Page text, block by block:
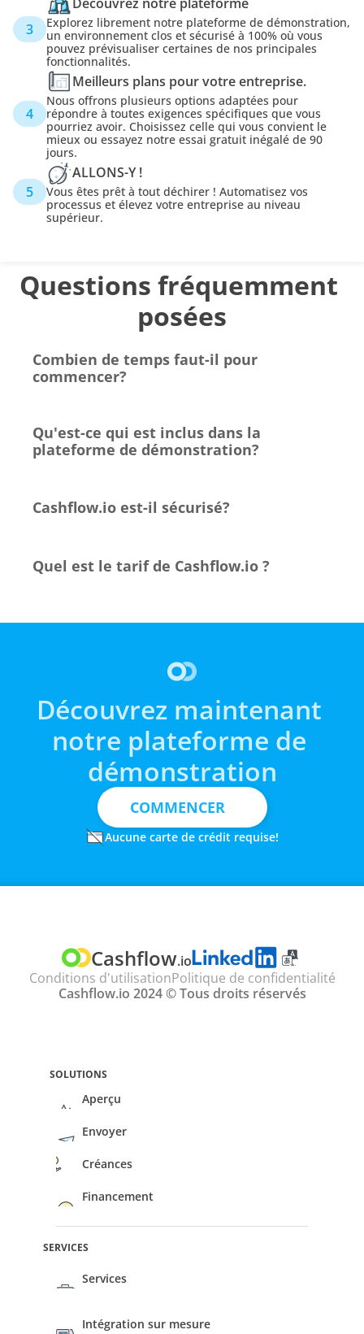
Questions fréquemment
posées
Combien de temps faut-il pour
commencer?
Qu'est-ce qui est inclus dans la
plateforme de démonstration?
Cashflow.io est-il sécurisé?
Quel est le tarif de Cashflow.io ?
3
Explorez librement notre plateforme de démonstration,
un environnement clos et sécurisé à 100% où vous
pouvez prévisualiser certaines de nos principales
fonctionnalités.
4
Meilleurs plans pour votre entreprise.
Nous offrons plusieurs options adaptées pour
répondre à toutes exigences spécifiques que vous
pourriez avoir. Choisissez celle qui vous convient le
mieux ou essayez notre essai gratuit inégalé de 90
jours.
5
ALLONS-Y !
Vous êtes prêt à tout déchirer ! Automatisez vos
processus et élevez votre entreprise au niveau
supérieur.
Découvrez maintenant
notre plateforme de
démonstration
COMMENCER
Aucune carte de crédit requise!
SOLUTIONS
Aperçu
Envoyer
Créances
Financement
SERVICES
Services
Intégration sur mesure
Cashflow.io
TRADUIRE
Select Language
Conditions d'utilisationPolitique de confidentialité
Cashflow.io 2024 © Tous droits réservés